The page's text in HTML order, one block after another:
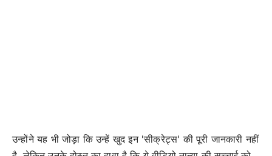
उन्होंने यह भी जोड़ा कि उन्हें खुद इन 'सीक्रेट्स' की पूरी जानकारी नहीं